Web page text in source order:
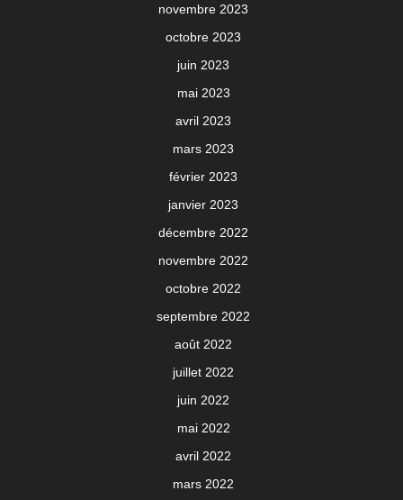
novembre 2023
octobre 2023
juin 2023
mai 2023
avril 2023
mars 2023
février 2023
janvier 2023
décembre 2022
novembre 2022
octobre 2022
septembre 2022
août 2022
juillet 2022
juin 2022
mai 2022
avril 2022
mars 2022